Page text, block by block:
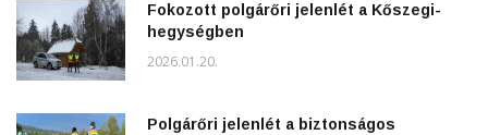
Fokozott polgárőri jelenlét a Kőszegi-
hegységben
2026.01.20.
Polgárőri jelenlét a biztonságos